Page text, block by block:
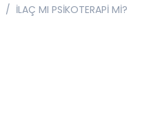
/ İLAÇ MI PSİKOTERAPİ Mİ?